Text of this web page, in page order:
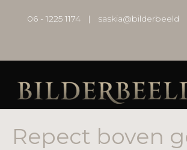
06 - 1225 1174 | saskia@bilderbeeld
Repect boven